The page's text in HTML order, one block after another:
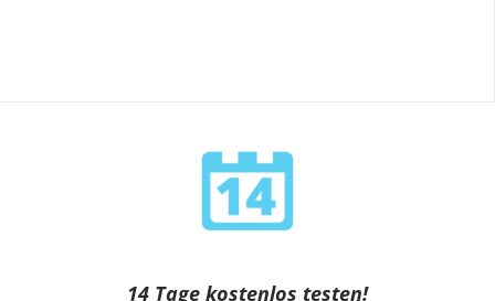
14 Tage kostenlos testen!